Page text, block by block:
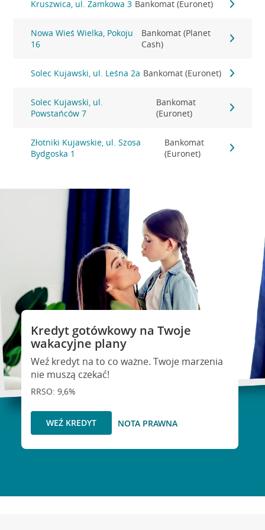
Kruszwica, ul. Zamkowa 3 Bankomat (Euronet)
Nowa Wieś Wielka, Pokoju
16
Bankomat (Planet
Cash)
Solec Kujawski, ul. Leśna 2a Bankomat (Euronet)
Solec Kujawski, ul.
Powstańców 7
Bankomat
(Euronet)
Złotniki Kujawskie, ul. Szosa
Bydgoska 1
Bankomat
(Euronet)
Kredyt gotówkowy na Twoje
wakacyjne plany
Weź kredyt na to co ważne. Twoje marzenia
nie muszą czekać!
RRSO: 9,6%
WEŹ KREDYT NOTA PRAWNA